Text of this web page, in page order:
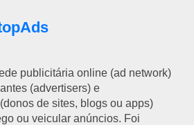
publicitária online (ad network)
(advertisers) e
de sites, blogs ou apps)
ou veicular anúncios. Foi